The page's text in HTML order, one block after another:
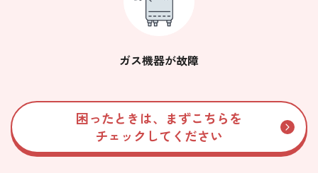
ガス機器が故障
困ったときは、まずこちらを
チェックしてください